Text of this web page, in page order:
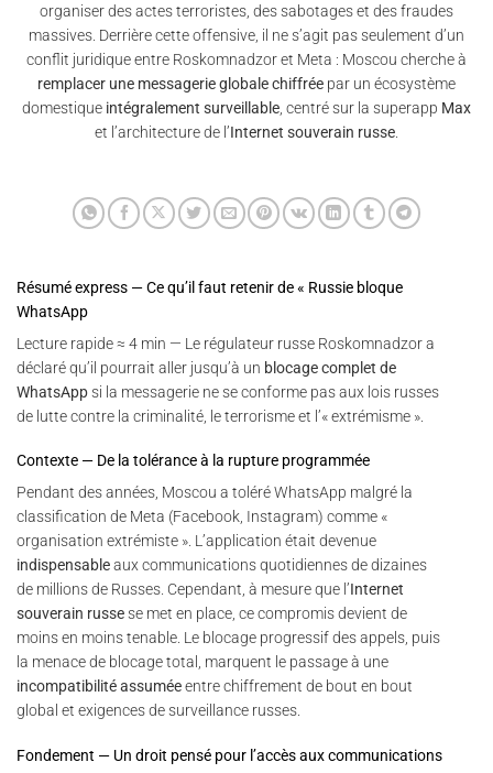
organiser des actes terroristes, des sabotages et des fraudes
massives. Derrière cette offensive, il ne s’agit pas seulement d’un
conflit juridique entre Roskomnadzor et Meta : Moscou cherche à
remplacer une messagerie globale chiffrée par un écosystème
domestique intégralement surveillable , centré sur la superapp Max
et l’architecture de l’Internet souverain russe
Résumé express — Ce qu’il faut retenir de « Russie bloque
WhatsApp
Lecture rapide ≈ 4 min — Le régulateur russe Roskomnadzor a
déclaré qu’il pourrait aller jusqu’à un blocage complet de
WhatsAppsi la messagerie ne se conforme pas aux lois russes
de lutte contre la criminalité, le terrorisme et l’« extrémisme ».
Contexte — De la tolérance à la rupture programmée
Pendant des années, Moscou a toléré WhatsApp malgré la
classification de Meta (Facebook, Instagram) comme «
organisation extrémiste ». L’application était devenue
indispensableaux communications quotidiennes de dizaines
de millions de Russes. Cependant, à mesure que l’Internet
souverain russese met en place, ce compromis devient de
moins en moins tenable. Le blocage progressif des appels, puis
la menace de blocage total, marquent le passage à une
incompatibilité assuméeentre chiffrement de bout en bout
global et exigences de surveillance russes.
Fondement — Un droit pensé pour l’accès aux communications